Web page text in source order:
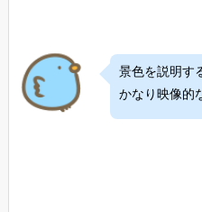
景色を説明す
かなり映像的